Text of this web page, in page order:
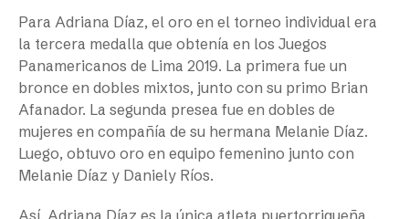
Para Adriana Díaz, el oro en el torneo individual era
la tercera medalla que obtenía en los Juegos
Panamericanos de Lima 2019. La primera fue un
bronce en dobles mixtos, junto con su primo Brian
Afanador. La segunda presea fue en dobles de
mujeres en compañía de su hermana Melanie Díaz.
Luego, obtuvo oro en equipo femenino junto con
Melanie Díaz y Daniely Ríos.